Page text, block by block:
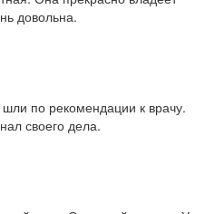
довольна.
по рекомендации к врачу.
своего дела.